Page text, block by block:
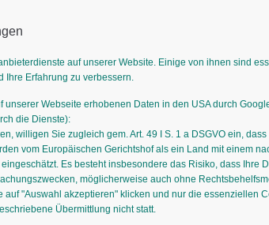
AUSBILDUNG STAUDIGES
auf unserer Website. Einige von ihnen sind
Ihre Erfahrung zu verbessern.
unserer Webseite erhobenen Daten in den USA durch
die Dienste):
willigen Sie zugleich gem. Art. 49 I S. 1 a DSGVO ein,
vom Europäischen Gerichtshof als ein Land mit einem
Es besteht insbesondere das Risiko, dass Ihre
möglicherweise auch ohne
auf "Auswahl akzeptieren" klicken und nur die essenziellen
Übermittlung nicht statt.